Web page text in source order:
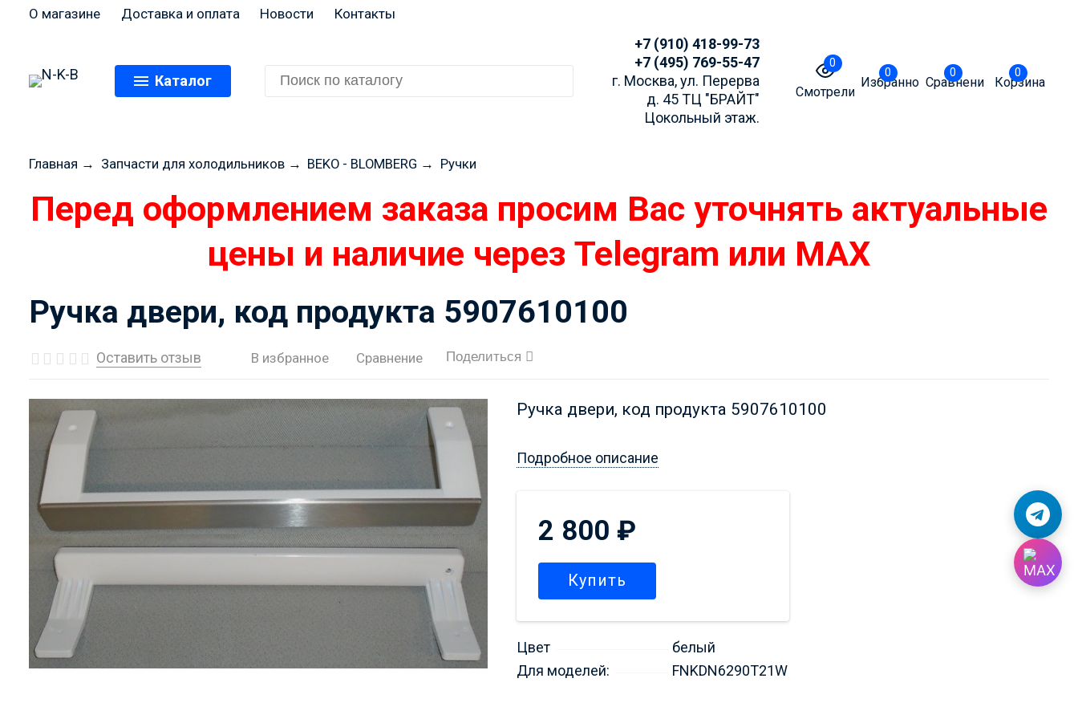
О магазине Доставка и оплата Новости Контакты
Каталог
+7 (910) 418-99-73
+7 (495) 769-55-47
г. Москва, ул. Перерва
д. 45 ТЦ "БРАЙТ"
Цокольный этаж.
0
Смотрели
0
Избранное
0
Сравнение
0
Корзина
Главная → Запчасти для холодильников→ BEKO - BLOMBERG → Ручки
Перед оформлением заказа просим Вас уточнять актуальные
цены и наличие через Telegram или MAX
Ручка двери, код продукта 5907610100
Оставить отзыв В избранное Сравнение Поделиться
Ручка двери, код продукта 5907610100
Подробное описание
2 800₽
Купить
Цвет
белый
Для моделей:
FNKDN6290T21W